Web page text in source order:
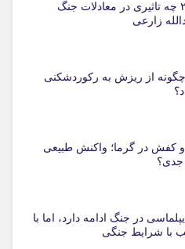
عملیات نصر ۲ چه تاثیری در معادلات جنگ
زارعی
از ریزش به رکوردشکنی
و کفش در گرما؛ واکنش طبیعی
جدی؟
در جنگ ادامه دارد، اما با
با شرایط جنگی